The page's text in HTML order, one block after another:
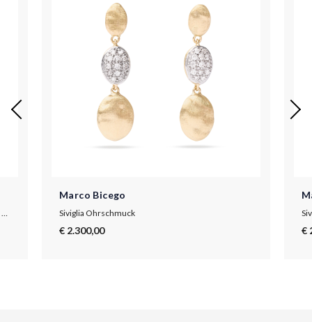
Marco Bicego
Siviglia Ohrschmuck
€ 2.300,00 €